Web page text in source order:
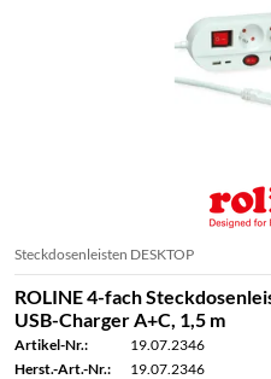
Steckdosenleisten DESKTOP
ROLINE 4-fach
USB-Charger A+C, 1,5 m
Artikel-Nr.:
19.07.2346
Herst.-Art.-Nr.:
19.07.2346